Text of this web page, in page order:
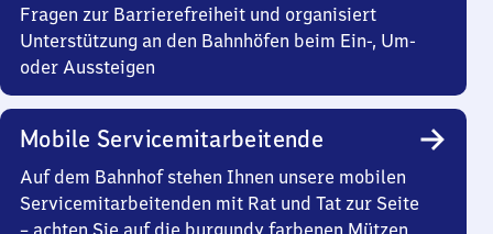
Fragen zur Barrierefreiheit und organisiert
Unterstützung an den Bahnhöfen beim Ein-, Um-
oder Aussteigen
Mobile Servicemitarbeitende
Auf dem Bahnhof stehen Ihnen unsere mobilen
Servicemitarbeitenden mit Rat und Tat zur Seite
– achten Sie auf die burgundy farbenen Mützen